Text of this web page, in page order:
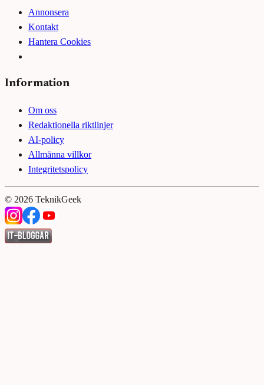
Annonsera
Kontakt
Hantera Cookies
Information
Om oss
Redaktionella riktlinjer
AI-policy
Allmänna villkor
Integritetspolicy
© 2026 TeknikGeek